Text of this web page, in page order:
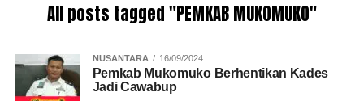
All posts tagged "PEMKAB MUKOMUKO"
NUSANTARA 16/09/2024
Pemkab Mukomuko Berhentikan Kades
Jadi Cawabup